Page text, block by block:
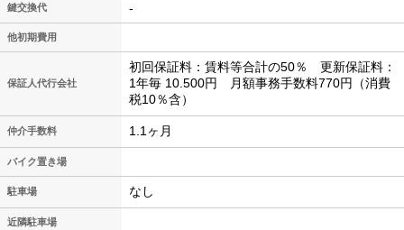
鍵交換代 -
他初期費用
保証人代行会社
初回保証料：賃料等合計の50％ 更新保証料：
1年毎 10.500円 月額事務手数料770円（消費
税10％含）
仲介手数料 1.1ヶ月
バイク置き場
駐車場 なし
近隣駐車場